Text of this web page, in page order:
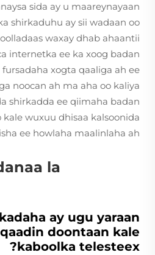
sida ay u maareynayaan
shirkaduhu ay sii wadaan oo
waxay dhab ahaantii
internetka ee ka xoog badan
xogta qaaliga ah ee
noocan ah ma aha oo kaliya
shirkadda ee qiimaha badan
kale wuxuu dhisaa kalsoonida
ee howlaha maalinlaha ah.
la
ay ugu yaraan
doontaan kale
kaboolka telesteex?